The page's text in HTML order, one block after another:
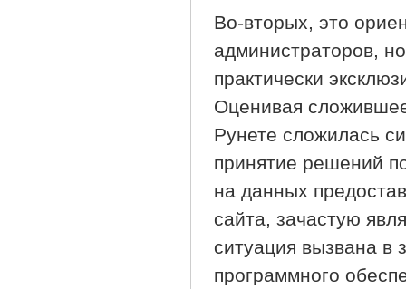
Во-вторых, это
администраторов,
практически
Оценивая
Рунете сложилась
принятие решений
на данных
сайта, зачастую
ситуация вызвана в
программного